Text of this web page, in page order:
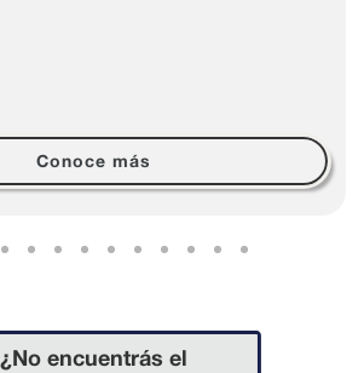
Conoce más
¿No encuentrás el